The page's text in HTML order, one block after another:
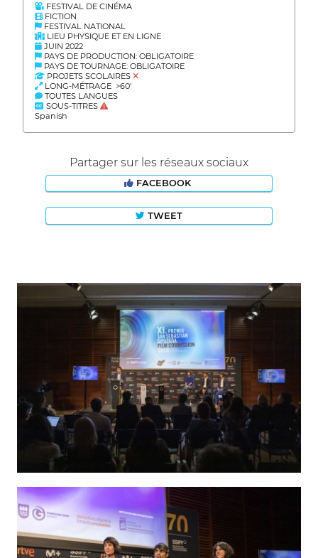
FESTIVAL DE CINÉMA
FICTION
FESTIVAL NATIONAL
LIEU PHYSIQUE ET EN LIGNE
JUIN 2022
PAYS DE PRODUCTION: OBLIGATOIRE
PAYS DE TOURNAGE: OBLIGATOIRE
PROJETS SCOLAIRES
LONG-MÉTRAGE >60'
TOUTES LANGUES
SOUS-TITRES
Spanish
Partager sur les réseaux sociaux
FACEBOOK
TWEET